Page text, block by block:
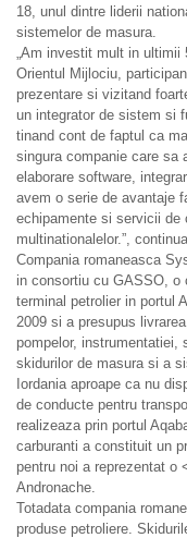
18, unul dintre liderii
sistemelor de masura.
„Am investit mult in ultimii
Orientul Mijlociu,
prezentare si vizitand
un integrator de sistem si
tinand cont de faptul ca
singura companie care sa
elaborare software,
avem o serie de avantaje
echipamente si servicii de
multinationalelor.”,
Compania romaneasca
in consortiu cu GASSO, o
terminal petrolier in portul
2009 si a presupus
pompelor, instrumentatiei,
skidurilor de masura si a
Iordania aproape ca nu
de conducte pentru
realizeaza prin portul
carburanti a constituit un
pentru noi a reprezentat o
Andronache.
Totadata compania
produse petroliere.